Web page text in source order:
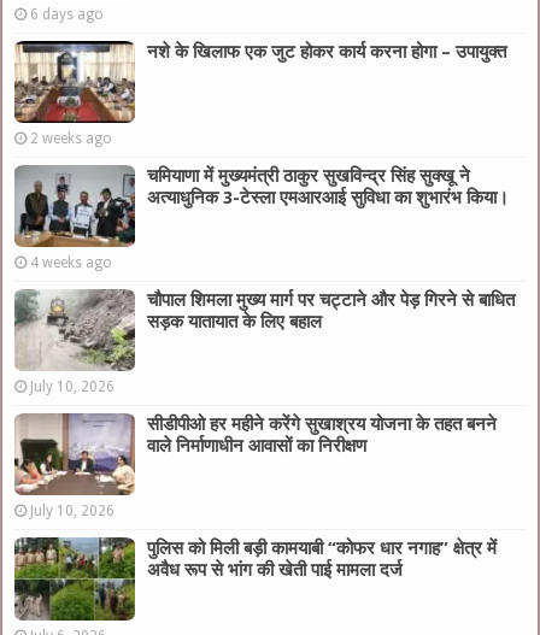
6 days ago
नशे के खिलाफ एक जुट होकर कार्य करना होगा – उपायुक्त
2 weeks ago
चमियाणा में मुख्यमंत्री ठाकुर सुखविन्द्र सिंह सुक्खू ने
अत्याधुनिक 3-टेस्ला एमआरआई सुविधा का शुभारंभ किया।
4 weeks ago
चौपाल शिमला मुख्य मार्ग पर चट्टाने और पेड़ गिरने से बाधित
सड़क यातायात के लिए बहाल
July 10, 2026
सीडीपीओ हर महीने करेंगे सुखाश्रय योजना के तहत बनने
वाले निर्माणाधीन आवासों का निरीक्षण
July 10, 2026
पुलिस को मिली बड़ी कामयाबी “कोफर धार नगाह” क्षेत्र में
अवैध रूप से भांग की खेती पाई मामला दर्ज